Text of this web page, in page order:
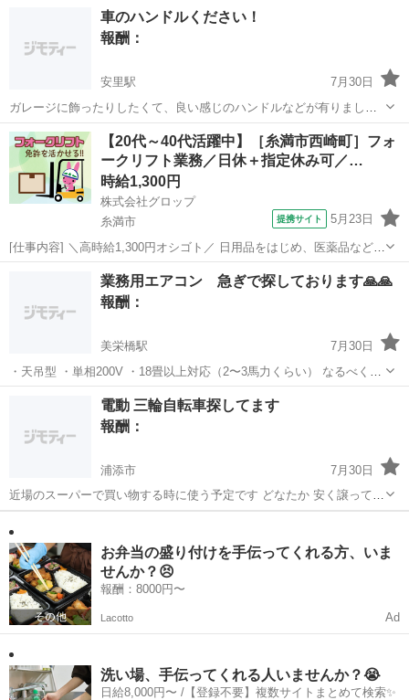
沖縄市 てだこ浦西駅 買いたい/ください
車のハンドルください！
報酬：
安里駅
7月30日
ガレージに飾ったりしたくて、良い感じのハンドルなどが有りました
是非よろしくお願いします。
沖縄 那覇市 安里駅 買いたい/ください ガレージ
【20代～40代活躍中】［糸満市西崎町］フォ
ークリフト業務／日休＋指定休み可／…
時給1,300円
株式会社グロップ
糸満市
提携サイト 5月23日
[仕事内容] ＼高時給1,300円オシゴト／ 日用品をはじめ、医薬品など幅
広い製品を取り扱っている倉庫！ 浅築の綺麗な職場です♪ 【フォーク
リフト業務と軽作業】 《仕事内容》 （雇入れ直後） 倉庫内でのフォ
糸満市 工場
業務用エアコン 急ぎで探しております🙏🙏
報酬：
美栄橋駅
7月30日
・天吊型 ・単相200V ・18畳以上対応（2〜3馬力くらい） なるべく安
い中古を探しております😞🙏 買い替えなどで不要になったもの、また
不要になる予定がある、など ご連絡頂けますと大変助かります。 年
式・メーカー・型番・...
美栄橋駅 買いたい/ください
電動 三輪自転車探してます
報酬：
浦添市
7月30日
近場のスーパーで買い物する時に使う予定です どなたか 安く譲っても
らえないでしょうか
お弁当の盛り付けを手伝ってくれる方、いま
せんか？😣
報酬：8000円〜
Lacotto Ad
洗い場、手伝ってくれる人いませんか？😭
日給8,000円〜 /【登録不要】複数サイトまとめて検索✨